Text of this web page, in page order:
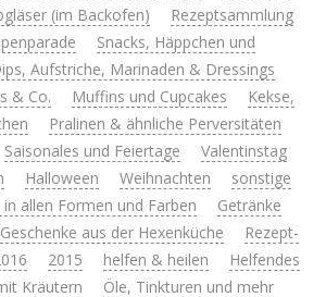
(im Backofen)
Rezeptsammlung
Snacks, Häppchen und
Aufstriche, Marinaden & Dressings
& Co.
Muffins und Cupcakes
Kekse,
Pralinen & ähnliche Perversitäten
Saisonales und Feiertage
Valentinstag
Halloween Weihnachten
sonstige
allen Formen und Farben
Getränke
Geschenke aus der Hexenküche
Rezept-
2015 helfen & heilen
Helfendes
Kräutern
Öle, Tinkturen und mehr